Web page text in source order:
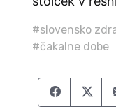
#slovensko
#čakalne dobe
Share on